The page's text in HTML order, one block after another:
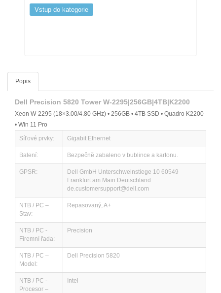
Vstup do kategorie
Popis
Dell Precision 5820 Tower W-2295|256GB|4TB|K2200
Xeon W-2295 (18×3.00/4.80 GHz) • 256GB • 4TB SSD • Quadro K2200
• Win 11 Pro
Síťové prvky:
Gigabit Ethernet
Balení: Bezpečně zabaleno v bublince a kartonu.
GPSR:
Dell GmbH Unterschweinstiege 10 60549
Frankfurt am Main Deutschland
de.customersupport@dell.com
NTB / PC –
Stav:
Repasovaný, A+
NTB / PC -
Firemní řada:
Precision
NTB / PC –
Model:
Dell Precision 5820
NTB / PC -
Procesor –
Intel